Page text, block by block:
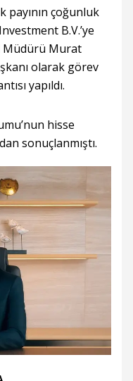
payının çoğunluk
B.V.’ye
Müdürü Murat
olarak görev
yapıldı.
hisse
sonuçlanmıştı.